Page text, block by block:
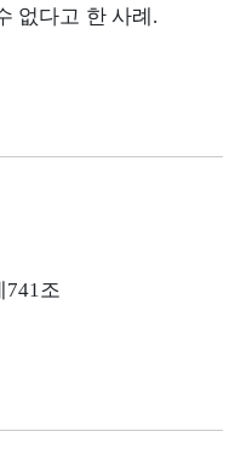
없다고 한 사례.
741조